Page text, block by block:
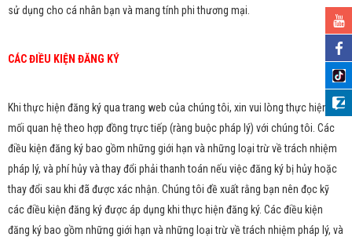
sử dụng cho cá nhân bạn và mang tính phi thương mại.
CÁC ĐIỀU KIỆN ĐĂNG KÝ
Khi thực hiện đăng ký qua trang web của chúng tôi, xin vui lòng thực hiện
mối quan hệ theo hợp đồng trực tiếp (ràng buộc pháp lý) với chúng tôi. Các
điều kiện đăng ký bao gồm những giới hạn và những loại trừ về trách nhiệm
pháp lý, và phí hủy và thay đổi phải thanh toán nếu việc đăng ký bị hủy hoặc
thay đổi sau khi đã được xác nhận. Chúng tôi đề xuất rằng bạn nên đọc kỹ
các điều kiện đăng ký được áp dụng khi thực hiện đăng ký. Các điều kiện
đăng ký bao gồm những giới hạn và những loại trừ về trách nhiệm pháp lý, và